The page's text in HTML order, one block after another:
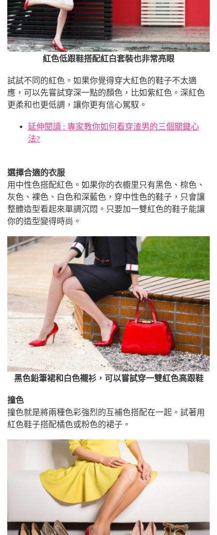
紅色低跟鞋搭配紅白套裝也非常亮眼
試試不同的紅色。如果你覺得穿大紅色的鞋子不太適
應，可以先嘗試穿深一點的顏色，比如紫紅色。深紅色
更柔和也更低調，讓你更有信心駕馭。
延伸閱讀 : 專家教你如何看穿渣男的三個關鍵心
法?
選擇合適的衣服
用中性色搭配紅色。如果你的衣櫥里只有黑色、棕色、
灰色、裸色、白色和深藍色，穿中性色的鞋子，只會讓
整體造型看起來單調沉悶。只要加一雙紅色的鞋子能讓
你的造型變得時尚。
黑色鉛筆裙和白色襯衫，可以嘗試穿一雙紅色高跟鞋
撞色
撞色就是將兩種色彩強烈的互補色搭配在一起。試著用
紅色鞋子搭配橘色或粉色的裙子。